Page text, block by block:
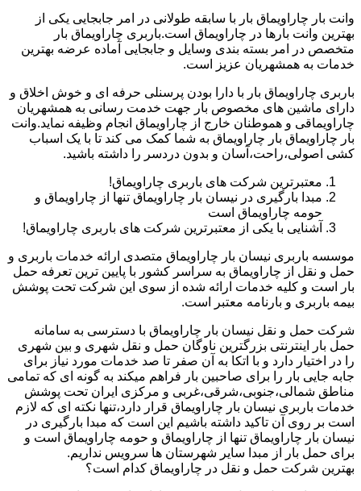
وانت بار چاراویماق بار با سابقه طولانی در امر جابجایی یکی از
بهترین وانت بارها در چاراویماق است.باربری چاراویماق بار
متخصص در امر بسته بندی وسایل و جابجایی آماده عرضه بهترین
خدمات به همشهریان عزیز است.
باربری چاراویماق بار با دارا بودن پرسنلی حرفه ای و خوش اخلاق و
دارای ماشین های مخصوص بار جهت خدمت رسانی به همشهریان
چاراویماقی و هموطنان خارج از چاراویماق انجام وظیفه نماید.وانت
بار چاراویماق بار چاراویماق به شما کمک می کند تا با یک اسباب
کشی اصولی،راحت،آسان و بدون دردسر را داشته باشید.
معتبرترین شرکت های باربری چاراویماق!
مبدا بارگیری در نیسان بار چاراویماق تنها از چاراویماق و
حومه چاراویماق است
آشنایی با یکی از معتبرترین شرکت های باربری چاراویماق!
موسسه باربری نیسان بار چاراویماق متصدی ارائه خدمات باربری و
حمل و نقل از چاراویماق به سراسر کشور با پایین ترین تعرفه حمل
بار است و کلیه خدمات ارائه شده از سوی این شرکت تحت پوشش
بیمه باربری و بارنامه معتبر است.
شرکت حمل و نقل نیسان بار چاراویماق با دسترسی به سامانه
حمل بار اینترنتی بزرگترین ناوگان حمل و نقل شهری و بین شهری
را در اختیار دارد و با اتکا به آن صفر تا صد خدمات مورد نیاز برای
جابه جایی بار را برای صاحبین بار فراهم میکند به گونه ای که تمامی
مناطق شمالی،جنوبی،شرقی،غربی و مرکزی ایران تحت پوشش
خدمات باربری نیسان بار چاراویماق قرار دارد،تنها نکته ای که لازم
است بر روی آن تاکید داشته باشیم این است که مبدا بارگیری در
نیسان بار چاراویماق تنها از چاراویماق و حومه چاراویماق است و
برای حمل بار از مبدا سایر شهرستان ها سرویس نداریم.
بهترین شرکت حمل و نقل در چاراویماق کدام است؟